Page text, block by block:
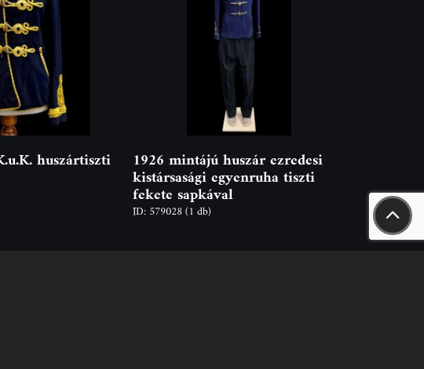
huszártiszti 1926 mintájú huszár ezredesi
kistársasági egyenruha tiszti
fekete sapkával
ID: 579028(1 db)